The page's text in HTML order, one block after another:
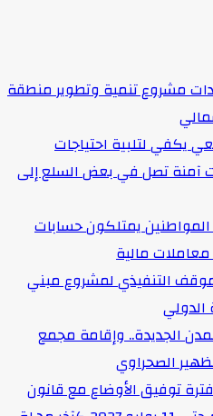
مشروع تنمية وتطوير منطقة
يكفي لتلبية احتياجات
آمنة تصل في بعض السلع إلى
79% من المواطنين يمتلكون حسابات
مالية
التنفيذي لمشروع مبني
الجديدة.. وإقامة مجمع
فترة توفيق الأوضاع مع قانون